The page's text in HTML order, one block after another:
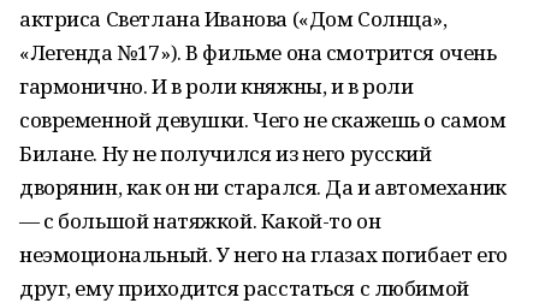
актриса Светлана Иванова («Дом Солнца»,
«Легенда №17»). В фильме она смотрится очень
гармонично. И в роли княжны, и в роли
современной девушки. Чего не скажешь о самом
Билане. Ну не получился из него русский
дворянин, как он ни старался. Да и автомеханик
— с большой натяжкой. Какой-то он
неэмоциональный. У него на глазах погибает его
друг, ему приходится расстаться с любимой